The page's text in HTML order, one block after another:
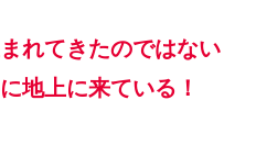
れてきたのではない
地上に来ている！